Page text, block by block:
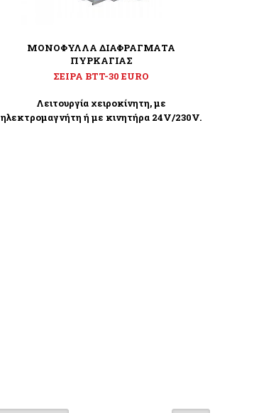
ΜΟΝΟΦΥΛΛΑ ΔΙΑΦΡΑΓΜΑΤΑ
ΠΥΡΚΑΓΙΑΣ
ΣΕΙΡΑ BTT-30 EURO
Λειτουργία χειροκίνητη, με
ηλεκτρομαγνήτη ή με κινητήρα 24V/230V.